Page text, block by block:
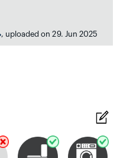
, uploaded on 29. Jun 2025